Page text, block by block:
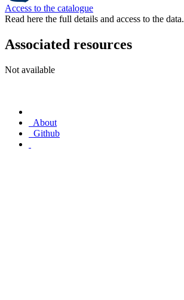
Access to the catalogue
Read here the full details and access to the data.
Associated resources
Not available
About
Github